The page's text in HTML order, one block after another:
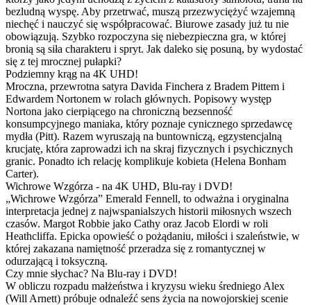
bezludną wyspę. Aby przetrwać, muszą przezwyciężyć wzajemną
niechęć i nauczyć się współpracować. Biurowe zasady już tu nie
obowiązują. Szybko rozpoczyna się niebezpieczna gra, w której
bronią są siła charakteru i spryt. Jak daleko się posuną, by wydostać
się z tej mrocznej pułapki?
Podziemny krąg na 4K UHD!
Mroczna, przewrotna satyra Davida Finchera z Bradem Pittem i
Edwardem Nortonem w rolach głównych. Popisowy występ
Nortona jako cierpiącego na chroniczną bezsenność
konsumpcyjnego maniaka, który poznaje cynicznego sprzedawcę
mydła (Pitt). Razem wyruszają na buntowniczą, egzystencjalną
krucjatę, która zaprowadzi ich na skraj fizycznych i psychicznych
granic. Ponadto ich relację komplikuje kobieta (Helena Bonham
Carter).
Wichrowe Wzgórza - na 4K UHD, Blu-ray i DVD!
„Wichrowe Wzgórza” Emerald Fennell, to odważna i oryginalna
interpretacja jednej z najwspanialszych historii miłosnych wszech
czasów. Margot Robbie jako Cathy oraz Jacob Elordi w roli
Heathcliffa. Epicka opowieść o pożądaniu, miłości i szaleństwie, w
której zakazana namiętność przeradza się z romantycznej w
odurzającą i toksyczną.
Czy mnie słychac? Na Blu-ray i DVD!
W obliczu rozpadu małżeństwa i kryzysu wieku średniego Alex
(Will Arnett) próbuje odnaleźć sens życia na nowojorskiej scenie